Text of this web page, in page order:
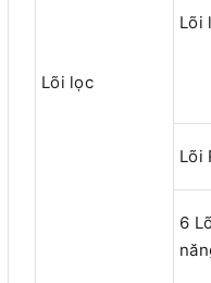
Lõi lọc
Lõi
Lõi
6